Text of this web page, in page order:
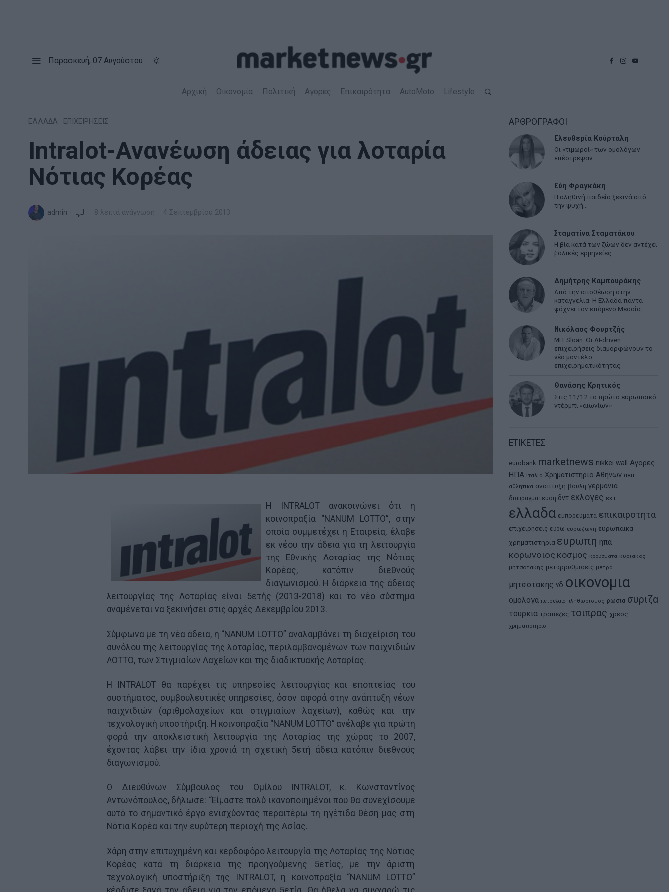
Παρασκευή, 07 Αυγούστου
Αρχική Οικονομία Πολιτική Αγορές Επικαιρότητα AutoMoto Lifestyle
ΕΛΛΑΔΑ ΕΠΙΧΕΙΡΗΣΕΙΣ
Intralot-Ανανέωση άδειας για λοταρία
Νότιας Κορέας
admin 8 λεπτά ανάγνωση 4 Σεπτεμβρίου 2013
Η INTRALOT ανακοινώνει ότι η
κοινοπραξία “NANUM LOTTO”, στην
οποία συμμετέχει η Εταιρεία, έλαβε
εκ νέου την άδεια για τη λειτουργία
της Εθνικής Λοταρίας της Νότιας
Κορέας, κατόπιν διεθνούς
διαγωνισμού. Η διάρκεια της άδειας
λειτουργίας της Λοταρίας είναι 5ετής (2013-2018) και το νέο σύστημα
αναμένεται να ξεκινήσει στις αρχές Δεκεμβρίου 2013.
Σύμφωνα με τη νέα άδεια, η “NANUM LOTTO” αναλαμβάνει τη διαχείριση του
συνόλου της λειτουργίας της λοταρίας, περιλαμβανομένων των παιχνιδιών
ΛΟΤΤΟ, των Στιγμιαίων Λαχείων και της διαδικτυακής Λοταρίας.
H INTRALOT θα παρέχει τις υπηρεσίες λειτουργίας και εποπτείας του
συστήματος, συμβουλευτικές υπηρεσίες, όσον αφορά στην ανάπτυξη νέων
παιχνιδιών (αριθμολαχείων και στιγμιαίων λαχείων), καθώς και την
τεχνολογική υποστήριξη. Η κοινοπραξία “NANUM LOTTO” ανέλαβε για πρώτη
φορά την αποκλειστική λειτουργία της Λοταρίας της χώρας το 2007,
έχοντας λάβει την ίδια χρονιά τη σχετική 5ετή άδεια κατόπιν διεθνούς
διαγωνισμού.
Ο Διευθύνων Σύμβουλος του Ομίλου INTRALOT, κ. Κωνσταντίνος
Αντωνόπουλος, δήλωσε: “Είμαστε πολύ ικανοποιημένοι που θα συνεχίσουμε
αυτό το σημαντικό έργο ενισχύοντας περαιτέρω τη ηγέτιδα θέση μας στη
Νότια Κορέα και την ευρύτερη περιοχή της Ασίας.
Χάρη στην επιτυχημένη και κερδοφόρo λειτουργία της Λοταρίας της Νότιας
Κορέας κατά τη διάρκεια της προηγούμενης 5ετίας, με την άριστη
τεχνολογική υποστήριξη της INTRALOT, η κοινοπραξία “NANUM LOTTO”
κέρδισε ξανά την άδεια για την επόμενη 5ετία. Θα ήθελα να συγχαρώ τις
ΑΡΘΡΟΓΡΑΦΟΙ
Ελευθερία Κούρταλη
Οι «τιμωροί» των ομολόγων
επέστρεψαν
Εύη Φραγκάκη
Η αληθινή παιδεία ξεκινά από
την ψυχή…
Σταματίνα Σταματάκου
Η βία κατά των ζώων δεν αντέχει
βολικές ερμηνείες
Δημήτρης Καμπουράκης
Από την αποθέωση στην
καταγγελία: Η Ελλάδα πάντα
ψάχνει τον επόμενο Μεσσία
Νικόλαος Φουρτζής
MIT Sloan: Οι AI-driven
επιχειρήσεις διαμορφώνουν το
νέο μοντέλο
επιχειρηματικότητας
Θανάσης Κρητικός
Στις 11/12 το πρώτο ευρωπαϊκό
ντέρμπι «αιωνίων»
ΕΤΙΚΕΤΕΣ
eurobank marketnews nikkei wall
Αγορες
ΗΠΑ Ιταλια Χρηματιστηριο Αθηνων αεπ
αθλητικα αναπτυξη βουλη γερμανια
διαπραγματευση δντ εκλογες εκτ
ελλαδα εμπορευματα επικαιροτητα
επιχειρησεις ευρω ευρωζωνη ευρωπαικα
χρηματιστηρια ευρωπη ηπα
κορωνοιος κοσμος κρουσματα κυριακος
μητσοτακης μεταρρυθμισεις μετρα
μητσοτακης νδ οικονομια
ομολογα πετρελαιο πληθωρισμος ρωσια συριζα
τουρκια τραπεζες τσιπρας χρεος
χρηματιστηριο